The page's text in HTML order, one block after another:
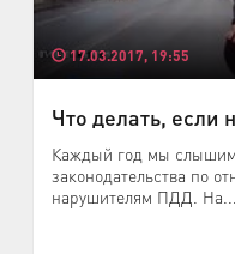
17.03.2017, 19:55
Что делать, если
Каждый год мы слышим
законодательства по
нарушителям ПДД. На...